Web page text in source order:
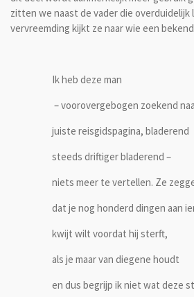
zitten we naast de vader die overduidelijk
vervreemding kijkt ze naar wie een
Ik heb deze man
–voorovergebogen zoekend
juiste reisgidspagina, bladerend
steeds driftiger bladerend –
niets meer te vertellen. Ze
dat je nog honderd dingen aan
kwijt wilt voordat hij sterft,
als je maar van diegene houdt
en dus begrijp ik niet wat deze